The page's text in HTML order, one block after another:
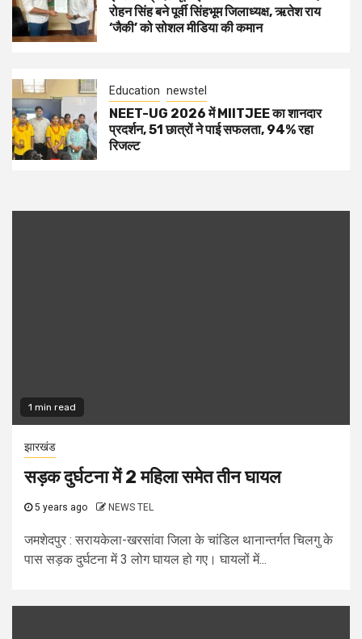
रोहन सिंह बने पूर्वी सिंहभूम जिलाध्यक्ष, ऋतेश राय
‘जैकी’ को सोशल मीडिया की कमान
Education newstel
NEET-UG 2026 में MIITJEE का शानदार
प्रदर्शन, 51 छात्रों ने पाई सफलता, 94% रहा
रिजल्ट
1 min read
झारखंड
सड़क दुर्घटना में 2 महिला समेत तीन घायल
5 years ago NEWS TEL
जमशेदपुर : सरायकेला-खरसांवा जिला के चांडिल थानान्तर्गत चिलगु के
पास सड़क दुर्घटना में 3 लोग घायल हो गए। घायलों में...